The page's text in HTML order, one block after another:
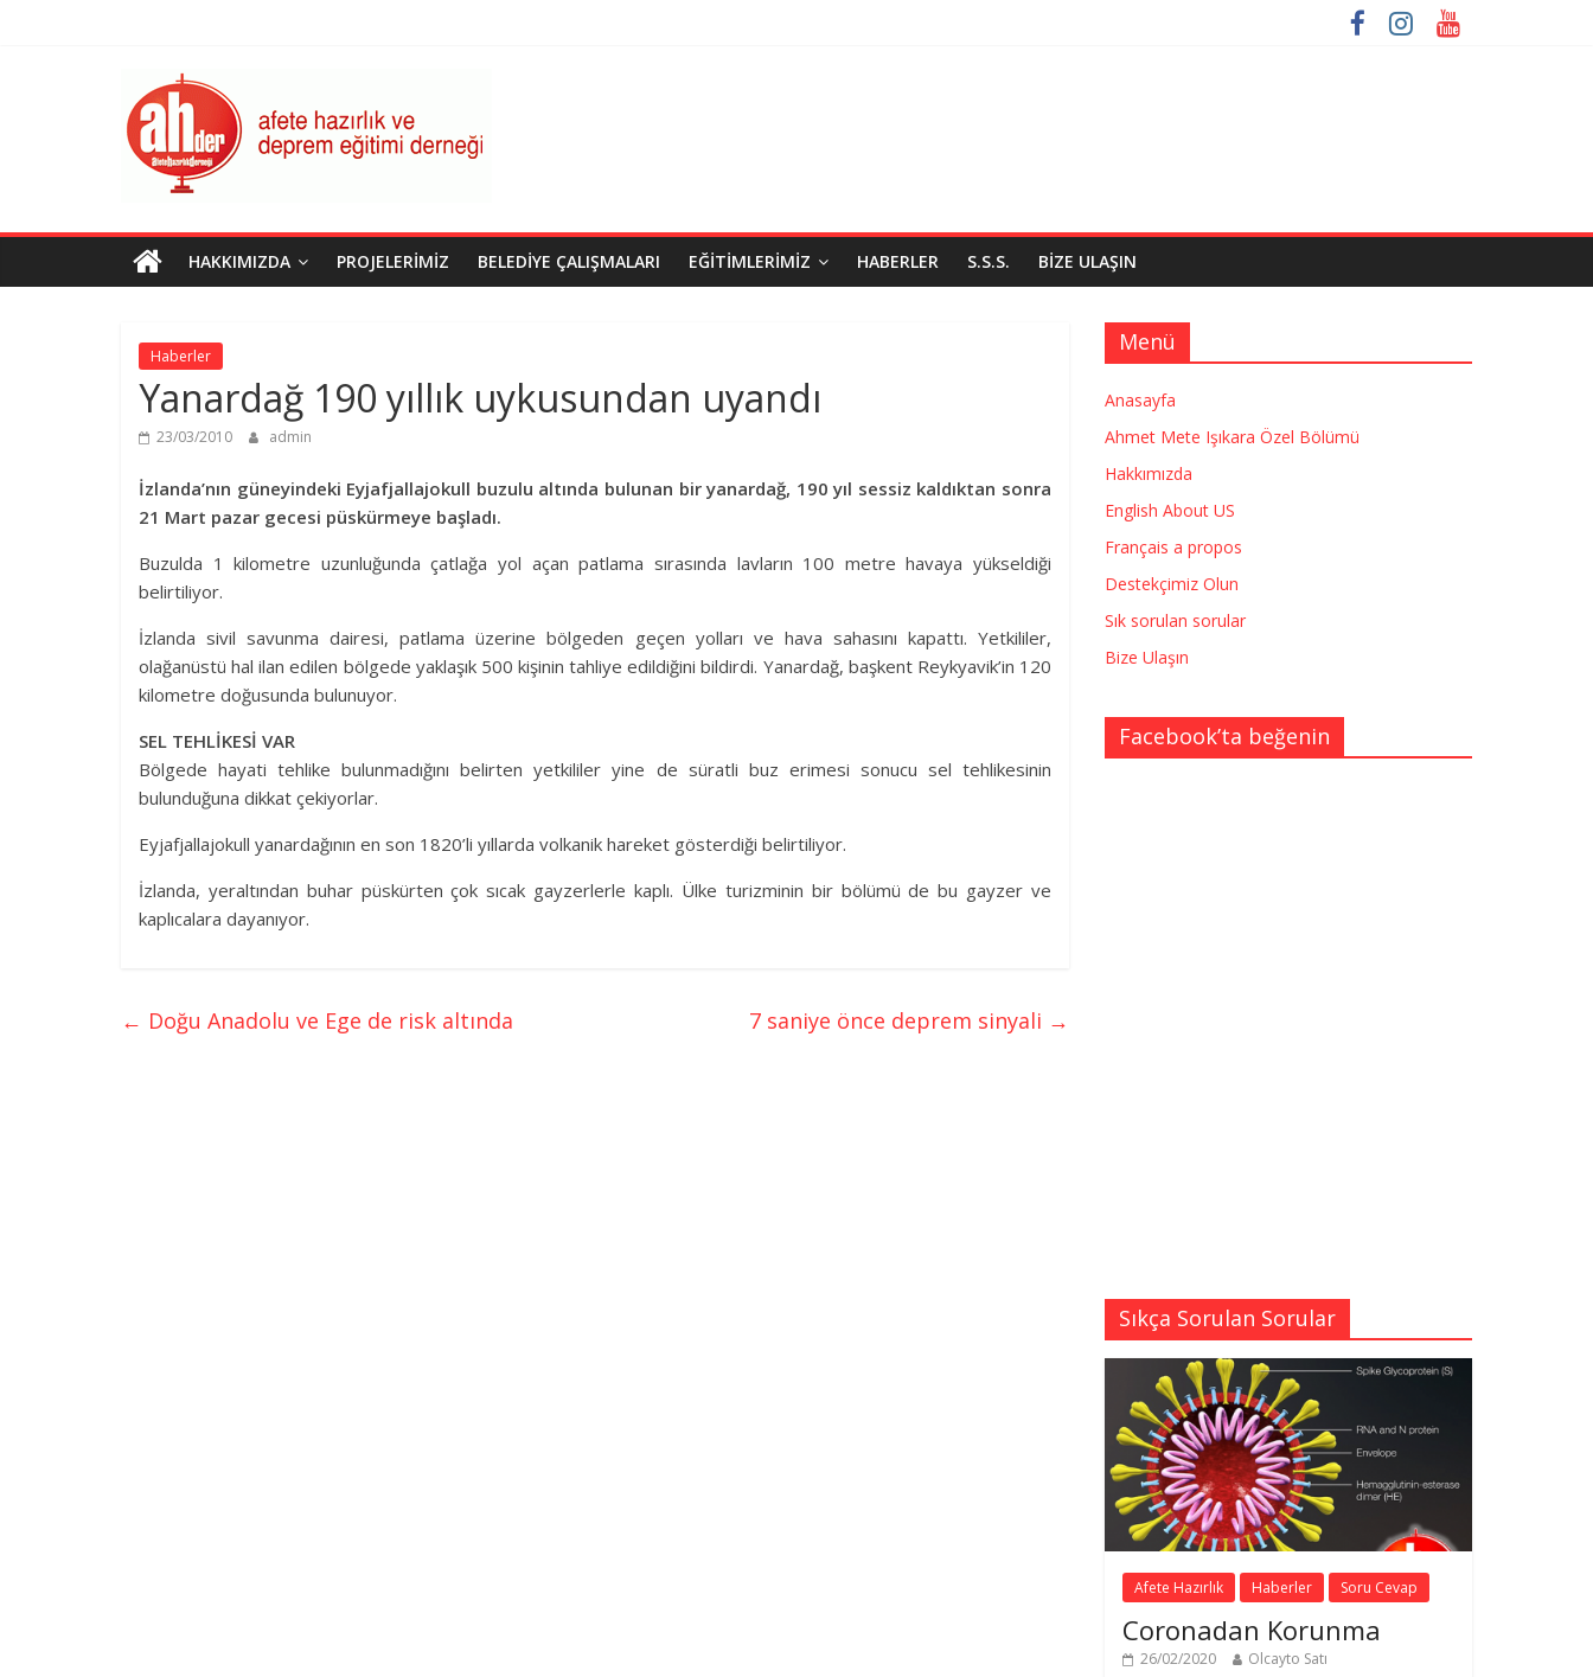
AHDER
Afete
Hazırlık
Deprem
Eğitimi
Derneği
HAKKIMIZDA PROJELERIMIZ BELEDIYE ÇALIŞMALARI EĞITIMLERIMIZ HABERLER S.S.S. BIZE ULAŞIN
Haberler
Yanardağ 190 yıllık uykusundan uyandı
23/03/2010 admin
İzlanda’nın güneyindeki Eyjafjallajokull buzulu altında bulunan bir yanardağ, 190 yıl sessiz kaldıktan sonra
21 Mart pazar gecesi püskürmeye başladı.
Buzulda 1 kilometre uzunluğunda çatlağa yol açan patlama sırasında lavların 100 metre havaya yükseldiği
belirtiliyor.
İzlanda sivil savunma dairesi, patlama üzerine bölgeden geçen yolları ve hava sahasını kapattı. Yetkililer,
olağanüstü hal ilan edilen bölgede yaklaşık 500 kişinin tahliye edildiğini bildirdi. Yanardağ, başkent Reykyavik’in 120
kilometre doğusunda bulunuyor.
SEL TEHLİKESİ VAR
Bölgede hayati tehlike bulunmadığını belirten yetkililer yine de süratli buz erimesi sonucu sel tehlikesinin
bulunduğuna dikkat çekiyorlar.
Eyjafjallajokull yanardağının en son 1820’li yıllarda volkanik hareket gösterdiği belirtiliyor.
İzlanda, yeraltından buhar püskürten çok sıcak gayzerlerle kaplı. Ülke turizminin bir bölümü de bu gayzer ve
kaplıcalara dayanıyor.
← Doğu Anadolu ve Ege de risk altında 7 saniye önce deprem sinyali →
Menü
Anasayfa
Ahmet Mete Işıkara Özel Bölümü
Hakkımızda
English About US
Français a propos
Destekçimiz Olun
Sık sorulan sorular
Bize Ulaşın
Facebook’ta beğenin
Sıkça Sorulan Sorular
Afete Hazırlık Haberler Soru Cevap
Coronadan Korunma
26/02/2020 Olcayto Satı